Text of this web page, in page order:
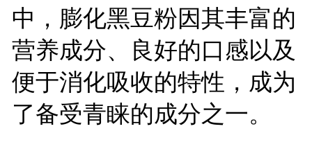
中，膨化黑豆粉因其丰富的
营养成分、良好的口感以及
便于消化吸收的特性，成为
了备受青睐的成分之一。